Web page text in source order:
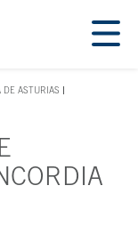
principal
DE ASTURIAS